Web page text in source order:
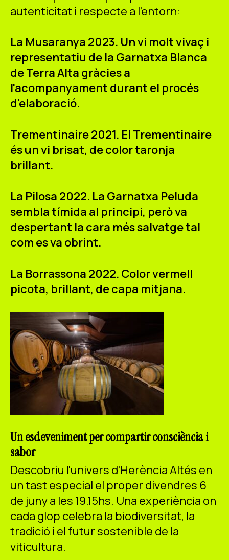
autenticitat i respecte a l'entorn:
La Musaranya 2023. Un vi molt vivaç i
representatiu de la Garnatxa Blanca
de Terra Alta gràcies a
l'acompanyament durant el procés
d'elaboració.
Trementinaire 2021. El Trementinaire
és un vi brisat, de color taronja
brillant.
La Pilosa 2022. La Garnatxa Peluda
sembla tímida al principi, però va
despertant la cara més salvatge tal
com es va obrint.
La Borrassona 2022. Color vermell
picota, brillant, de capa mitjana.
Un esdeveniment per compartir consciència i
sabor
Descobriu l'univers d'Herència Altés en
un tast especial el proper divendres 6
de juny a les 19.15hs. Una experiència on
cada glop celebra la biodiversitat, la
tradició i el futur sostenible de la
viticultura.